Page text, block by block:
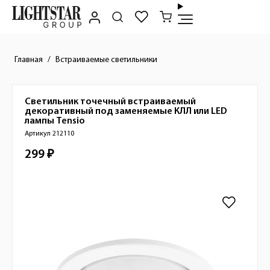
Главная Встраиваемые светильники
Краткое описание товара
Светильник точечный встраиваемый
декоративный под заменяемые КЛЛ или LED
лампы Tensio
Артикул 212110
Стоимость товара
299 ₽